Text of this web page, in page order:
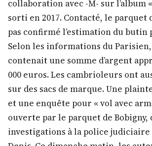
collaboration avec -M- sur l’album
sorti en 2017. Contacté, le parquet
pas confirmé l’estimation du butin
Selon les informations du
contenait une somme d’argent
000 euros. Les cambrioleurs ont
sur des sacs de marque. Une
et une enquête pour « vol avec
ouverte par le parquet de Bobigny,
investigations à la police judiciaire